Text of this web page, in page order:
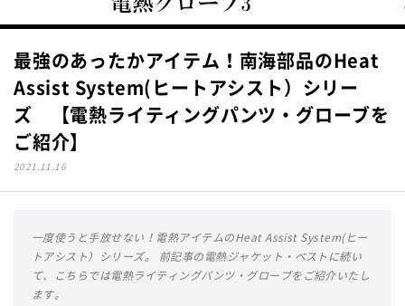
最強のあったかアイテム！南海部品のHeat
Assist System(ヒートアシスト）シリー
ズ 【電熱ライティングパンツ・グローブを
ご紹介】
2021.11.16
一度使うと手放せない！電熱アイテムのHeat Assist System(ヒー
トアシスト）シリーズ。 前記事の電熱ジャケット・ベストに続い
て、こちらでは電熱ライティングパンツ・グローブをご紹介いたし
ます。